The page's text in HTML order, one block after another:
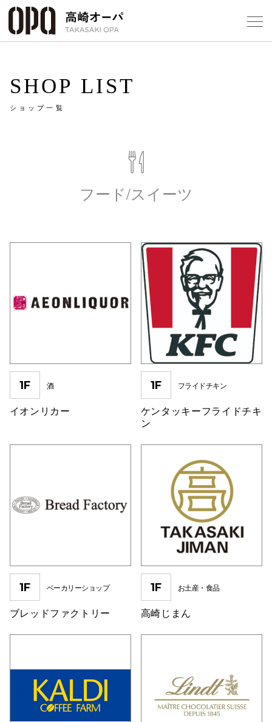
SHOP LIST
ショップ一覧
フード/スイーツ
1F 酒
イオンリカー
1F フライドチキン
ケンタッキーフライドチキ
ン
1F ベーカリーショップ
ブレッドファクトリー
1F お土産・食品
高崎じまん
スタッ
電話で
公式SNS
お問い合わせ
高崎オ
キャナルシ